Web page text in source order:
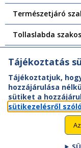
Természetjáró
Tollaslabda
Tájékoztatás
Tájékoztatjuk,
hozzájárulása
sütiket a
sütikezelésről